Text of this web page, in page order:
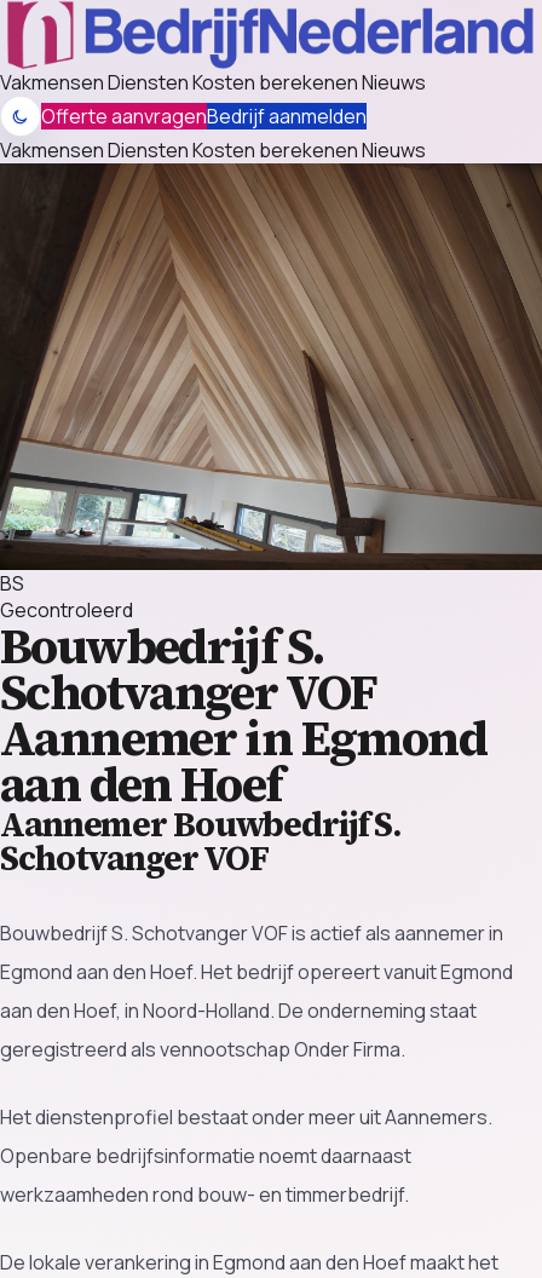
VakmensenDienstenKosten berekenenNieuws
Offerte aanvragenBedrijf aanmelden
VakmensenDienstenKosten berekenenNieuws
BS
Gecontroleerd
Bouwbedrijf S.
Schotvanger VOF
Aannemer in Egmond
aan den Hoef
Aannemer Bouwbedrijf S.
Schotvanger VOF
Bouwbedrijf S. Schotvanger VOF is actief als aannemer in
Egmond aan den Hoef. Het bedrijf opereert vanuit Egmond
aan den Hoef, in Noord-Holland. De onderneming staat
geregistreerd als vennootschap Onder Firma.
Het dienstenprofiel bestaat onder meer uit Aannemers.
Openbare bedrijfsinformatie noemt daarnaast
werkzaamheden rond bouw- en timmerbedrijf.
De lokale verankering in Egmond aan den Hoef maakt het